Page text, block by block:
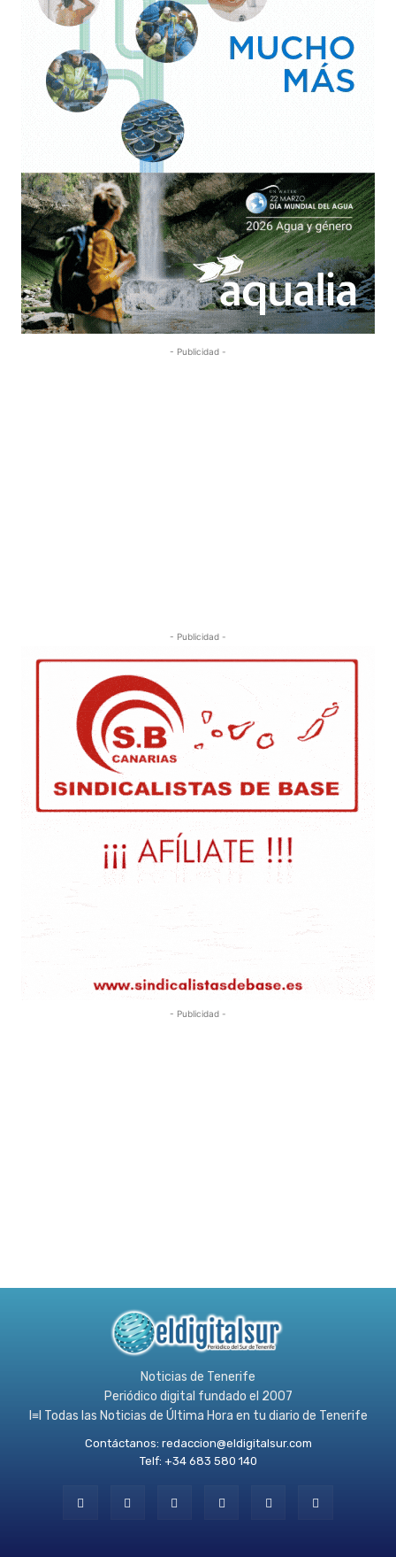
- Publicidad -
- Publicidad -
- Publicidad -
Noticias de Tenerife
Periódico digital fundado el 2007
l≡l Todas las Noticias de Última Hora en tu diario de Tenerife
Contáctanos: redaccion@eldigitalsur.com
Telf: +34 683 580 140